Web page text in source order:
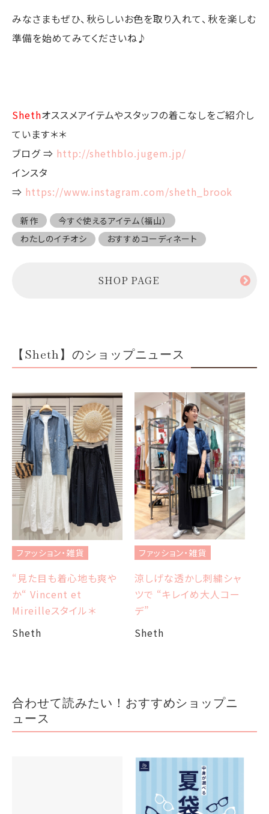
みなさまもぜひ、秋らしいお色を取り入れて、秋を楽しむ
準備を始めてみてくださいね♪
Shethオススメアイテムやスタッフの着こなしをご紹介し
ています＊＊
ブログ ⇒ http://shethblo.jugem.jp/
インスタ
⇒ https://www.instagram.com/sheth_brook
新作
今すぐ使えるアイテム（福山）
わたしのイチオシ
おすすめコーディネート
SHOP PAGE
【Sheth】のショップニュース
ファッション・雑貨
“見た目も着心地も爽や
か“ Vincent et
Mireilleスタイル＊
Sheth
ファッション・雑貨
涼しげな透かし刺繍シャ
ツで “キレイめ大人コー
デ”
Sheth
合わせて読みたい！おすすめショップニ
ュース